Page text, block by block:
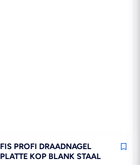
FIS PROFI DRAADNAGEL
PLATTE KOP BLANK STAAL